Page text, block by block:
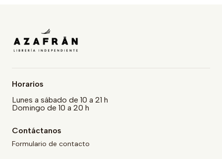
Horarios
Lunes a sábado de 10 a 21 h
Domingo de 10 a 20 h
Contáctanos
Formulario de contacto